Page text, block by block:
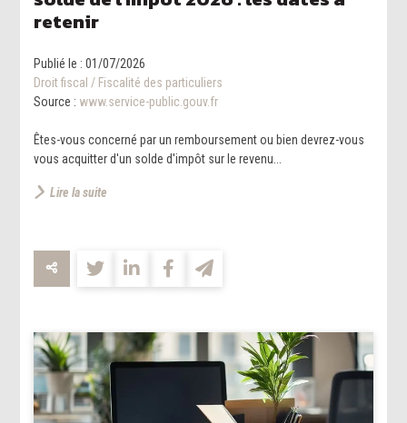
retenir
Publié le :01/07/2026
Droit fiscal / Fiscalité des particuliers
Source : www.service-public.gouv.fr
Êtes-vous concerné par un remboursement ou bien devrez-vous
vous acquitter d'un solde d'impôt sur le revenu...
Lire la suite